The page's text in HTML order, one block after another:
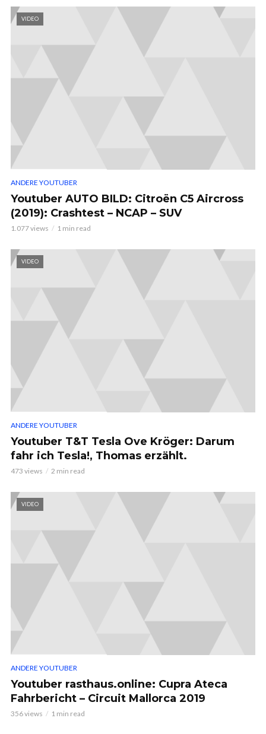
VIDEO
ANDERE YOUTUBER
Youtuber AUTO BILD: Citroën C5 Aircross
(2019): Crashtest – NCAP – SUV
1.077 views 1 min read
VIDEO
ANDERE YOUTUBER
Youtuber T&T Tesla Ove Kröger: Darum
fahr ich Tesla!, Thomas erzählt.
473 views 2 min read
VIDEO
ANDERE YOUTUBER
Youtuber rasthaus.online: Cupra Ateca
Fahrbericht – Circuit Mallorca 2019
356 views 1 min read